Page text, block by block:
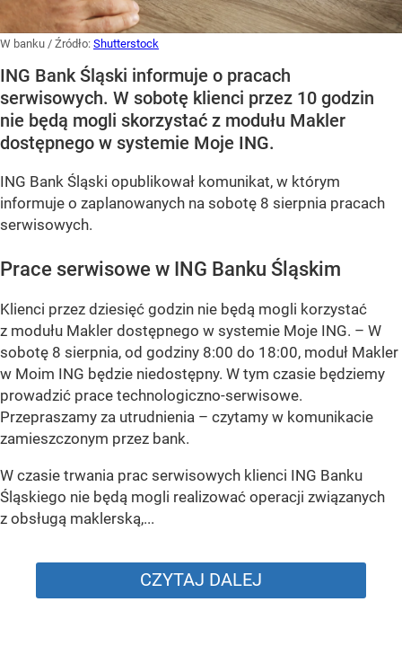
W banku / Źródło: Shutterstock
ING Bank Śląski informuje o pracach
serwisowych. W sobotę klienci przez 10 godzin
nie będą mogli skorzystać z modułu Makler
dostępnego w systemie Moje ING.
ING Bank Śląski opublikował komunikat, w którym
informuje o zaplanowanych na sobotę 8 sierpnia pracach
serwisowych.
Prace serwisowe w ING Banku Śląskim
Klienci przez dziesięć godzin nie będą mogli korzystać
z modułu Makler dostępnego w systemie Moje ING. – W
sobotę 8 sierpnia, od godziny 8:00 do 18:00, moduł Makler
w Moim ING będzie niedostępny. W tym czasie będziemy
prowadzić prace technologiczno-serwisowe.
Przepraszamy za utrudnienia – czytamy w komunikacie
zamieszczonym przez bank.
W czasie trwania prac serwisowych klienci ING Banku
Śląskiego nie będą mogli realizować operacji związanych
z obsługą maklerską,...
CZYTAJ DALEJ